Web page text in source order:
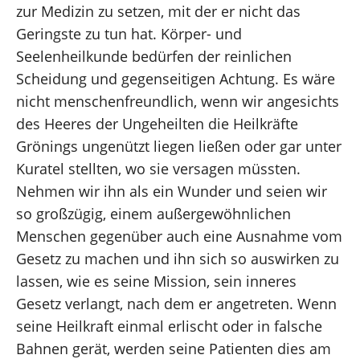
zur Medizin zu setzen, mit der er nicht das
Geringste zu tun hat. Körper- und
Seelenheilkunde bedürfen der reinlichen
Scheidung und gegenseitigen Achtung. Es wäre
nicht menschenfreundlich, wenn wir angesichts
des Heeres der Ungeheilten die Heilkräfte
Grönings ungenützt liegen ließen oder gar unter
Kuratel stellten, wo sie versagen müssten.
Nehmen wir ihn als ein Wunder und seien wir
so großzügig, einem außergewöhnlichen
Menschen gegenüber auch eine Ausnahme vom
Gesetz zu machen und ihn sich so auswirken zu
lassen, wie es seine Mission, sein inneres
Gesetz verlangt, nach dem er angetreten. Wenn
seine Heilkraft einmal erlischt oder in falsche
Bahnen gerät, werden seine Patienten dies am